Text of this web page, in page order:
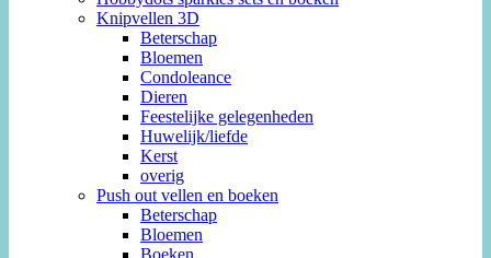
Knipvellen 3D
Beterschap
Bloemen
Condoleance
Dieren
Feestelijke gelegenheden
Huwelijk/liefde
Kerst
overig
Push out vellen en boeken
Beterschap
Bloemen
Boeken